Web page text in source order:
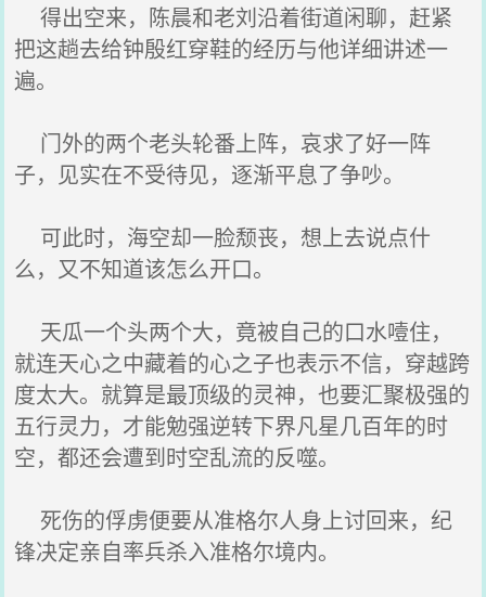
得出空来，陈晨和老刘沿着街道闲聊，赶紧
把这趟去给钟殷红穿鞋的经历与他详细讲述一
遍。
门外的两个老头轮番上阵，哀求了好一阵
子，见实在不受待见，逐渐平息了争吵。
可此时，海空却一脸颓丧，想上去说点什
么，又不知道该怎么开口。
天瓜一个头两个大，竟被自己的口水噎住，
就连天心之中藏着的心之子也表示不信，穿越跨
度太大。就算是最顶级的灵神，也要汇聚极强的
五行灵力，才能勉强逆转下界凡星几百年的时
空，都还会遭到时空乱流的反噬。
死伤的俘虏便要从准格尔人身上讨回来，纪
锋决定亲自率兵杀入准格尔境内。